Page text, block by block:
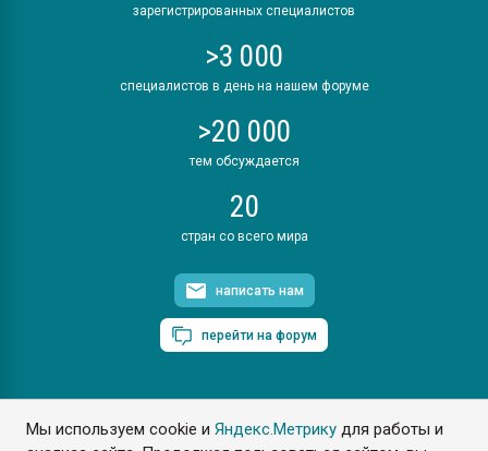
Мы используем cookie иЯндекс.Метрику для работы и
зарегистрированных специалистов
>3 000
специалистов в день на нашем форуме
>20 000
тем обсуждается
20
стран со всего мира
написать нам
перейти на форум
ПластЭксперт © 2006. Все права защищены